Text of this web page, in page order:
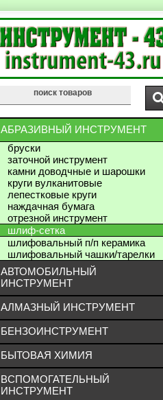
АБРАЗИВНЫЙ ИНСТРУМЕНТ
бруски
заточной инструмент
камни доводчные и шарошки
круги вулканитовые
лепестковые круги
наждачная бумага
отрезной инструмент
шлиф-сетка
шлифовальный п/п керамика
шлифовальный чашки/тарелки
АВТОМОБИЛЬНЫЙ
ИНСТРУМЕНТ
АЛМАЗНЫЙ ИНСТРУМЕНТ
БЕНЗОИНСТРУМЕНТ
БЫТОВАЯ ХИМИЯ
ВСПОМОГАТЕЛЬНЫЙ
ИНСТРУМЕНТ